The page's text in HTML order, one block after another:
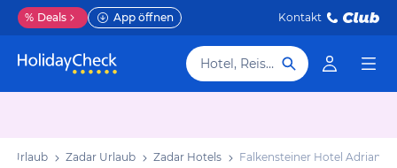
% Deals App öffnen Kontakt
Hotel, Reiseziel
Urlaub Zadar Urlaub Zadar Hotels Falkensteiner Hotel Adriana